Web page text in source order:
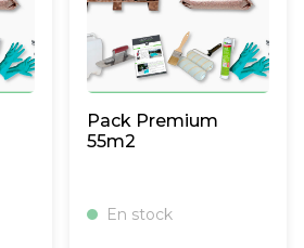
Pack Premium
55m2
En stock